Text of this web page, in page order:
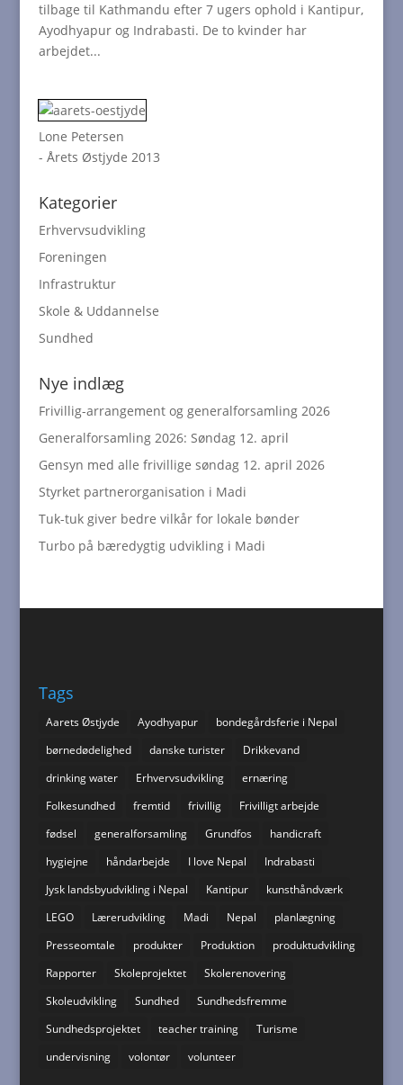
tilbage til Kathmandu efter 7 ugers ophold i Kantipur,
Ayodhyapur og Indrabasti. De to kvinder har
arbejdet...
Lone Petersen
- Årets Østjyde 2013
Kategorier
Erhvervsudvikling
Foreningen
Infrastruktur
Skole & Uddannelse
Sundhed
Nye indlæg
Frivillig-arrangement og generalforsamling 2026
Generalforsamling 2026: Søndag 12. april
Gensyn med alle frivillige søndag 12. april 2026
Styrket partnerorganisation i Madi
Tuk-tuk giver bedre vilkår for lokale bønder
Turbo på bæredygtig udvikling i Madi
Tags
Aarets Østjyde Ayodhyapur
bondegårdsferie i Nepal
børnedødelighed
danske turister
Drikkevand
drinking water
Erhvervsudvikling
ernæring
Folkesundhed
fremtid frivillig
Frivilligt arbejde
fødsel
generalforsamling Grundfos
handicraft
hygiejne
håndarbejde I love Nepal
Indrabasti
Jysk landsbyudvikling i Nepal
Kantipur
kunsthåndværk
LEGO
Lærerudvikling Madi Nepal
planlægning
Presseomtale
produkter Produktion
produktudvikling
Rapporter
Skoleprojektet
Skolerenovering
Skoleudvikling
Sundhed
Sundhedsfremme
Sundhedsprojektet
teacher training
Turisme
undervisning
volontør volunteer